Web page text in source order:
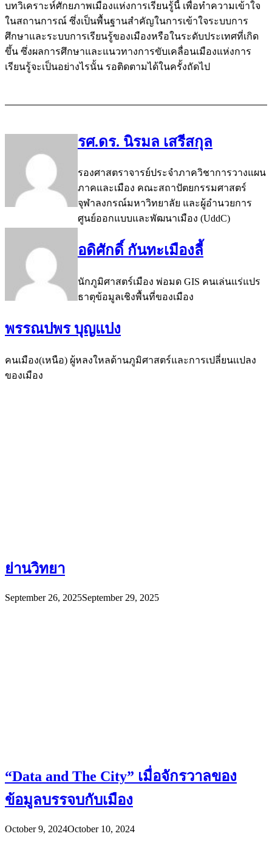
บทวิเคราะห์ศักยภาพเมืองแห่งการเรียนรู้นี้ เพื่อทำความเข้าใจ
ในสถานการณ์ ซึ่งเป็นพื้นฐานสำคัญในการเข้าใจระบบการ
ศึกษาและระบบการเรียนรู้ของเมืองหรือในระดับประเทศที่เกิด
ขึ้น ซึ่งผลการศึกษาและแนวทางการขับเคลื่อนเมืองแห่งการ
เรียนรู้จะเป็นอย่างไรนั้น รอติดตามได้ในครั้งถัดไป
รศ.ดร. นิรมล เสรีสกุล
รองศาสตราจารย์ประจำภาควิชาการวางแผน
ภาคและเมือง คณะสถาปัตยกรรมศาสตร์
จุฬาลงกรณ์มหาวิทยาลัย และผู้อำนวยการ
ศูนย์ออกแบบและพัฒนาเมือง (UddC)
อดิศักดิ์ กันทะเมืองลี้
นักภูมิศาสตร์เมือง พ่อมด GIS คนเล่นแร่แปร
ธาตุข้อมูลเชิงพื้นที่ของเมือง
พรรณปพร บุญแปง
คนเมือง(เหนือ) ผู้หลงใหลด้านภูมิศาสตร์และการเปลี่ยนเเปลง
ของเมือง
ย่านวิทยา
September 26, 2025September 29, 2025
“Data and The City” เมื่อจักรวาลของ
ข้อมูลบรรจบกับเมือง
October 9, 2024October 10, 2024